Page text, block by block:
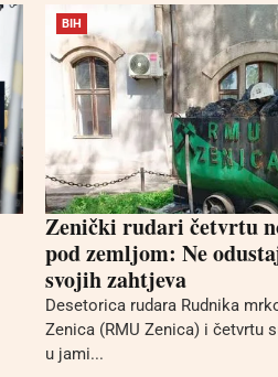
BIH
Zenički rudari četvrtu
pod zemljom: Ne
svojih zahtjeva
Desetorica rudara Rudnika
Zenica (RMU Zenica) i četvrtu
u jami...